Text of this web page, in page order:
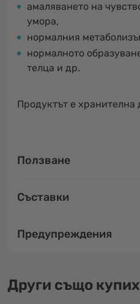
амаляването на
умора,
нормалния
нормалното
телца и др.
Продуктът е хранителна
Ползване
Съставки
Предупреждения
Други също